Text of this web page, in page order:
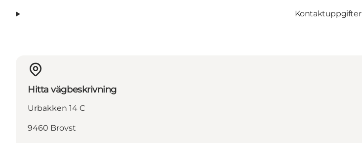
Kontaktuppgifter
Hitta vägbeskrivning
Urbakken 14 C
9460 Brovst